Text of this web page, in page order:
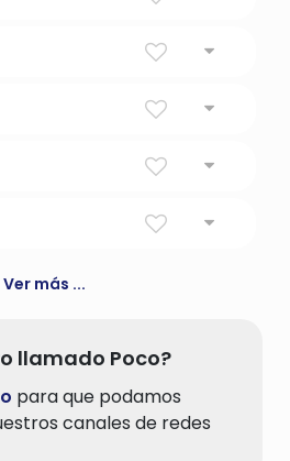
algunas iglesias
Ortodoxa); 'Padre' se
en el ejército
Ver más ...
llamado Poco?
para que podamos
canales de redes